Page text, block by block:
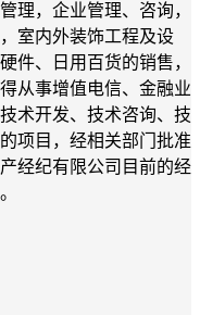
理，企业管理、咨询，
室内外装饰工程及设
件、日用百货的销售，
从事增值电信、金融业
术开发、技术咨询、技
项目，经相关部门批准
经纪有限公司目前的经